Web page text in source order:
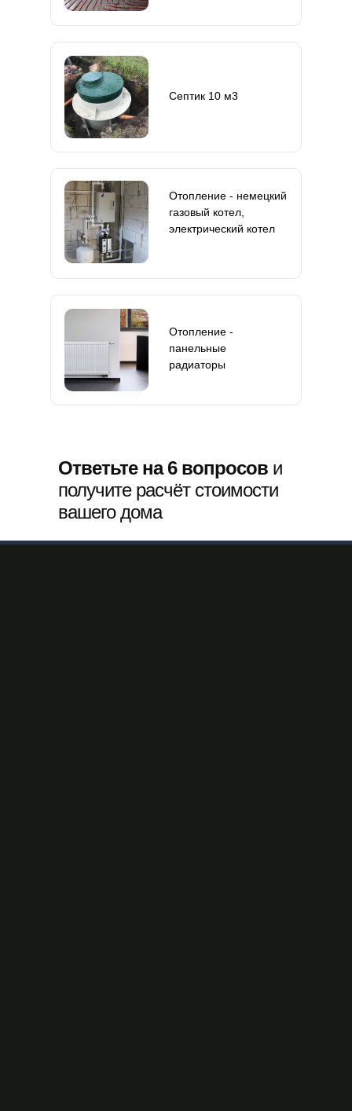
Отопление - немецкий
газовый котел,
электрический котел
Отопление -
панельные
радиаторы
Септик 10 м3
Ответьте на 6 вопросов и
получите расчёт стоимости
вашего дома